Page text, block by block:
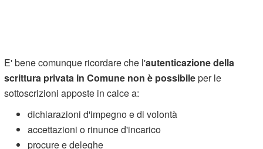
E' bene comunque ricordare che l'autenticazione della
scrittura privata in Comune non è possibileper le
sottoscrizioni apposte in calce a:
dichiarazioni d'impegno e di volontà
accettazioni o rinunce d'incarico
procure e deleghe